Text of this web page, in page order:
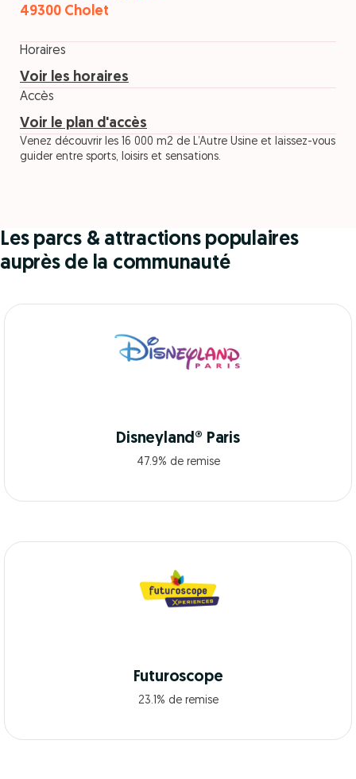
49300 Cholet
Horaires
Voir les horaires
Accès
Voir le plan d'accès
Venez découvrir les 16 000 m2 de L’Autre Usine et laissez-vous
guider entre sports, loisirs et sensations.
Les parcs & attractions populaires
auprès de la communauté
Disneyland® Paris
47.9% de remise
Futuroscope
23.1% de remise